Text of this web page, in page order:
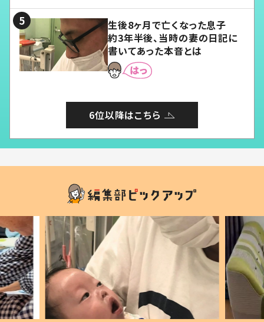
生後8ヶ月で亡くなった息子
約3年半後、当時の妻の日記に
書いてあった本音とは
6位以降はこちら